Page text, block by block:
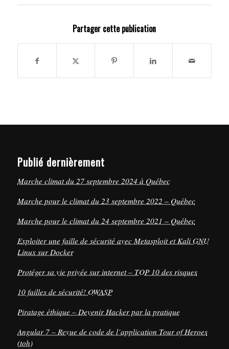
Partager cette publication
Publié dernièrement
Marche climat du 27 septembre 2024 à Québec
Marche pour le climat du 23 septembre 2022 – Québec
Marche pour le climat du 24 septembre 2021 – Québec
Exploiter une faille de sécurité avec Metasploit et Kali GNU
Linux sur Docker
Protéger sa vie privée sur internet – TOP 10 des risques
10 failles de sécurité! OWASP
Piratage éthique – Devenir Hacker par la pratique
Angular 7 – Revue de code de l’application Tour of Heroes
(toh)